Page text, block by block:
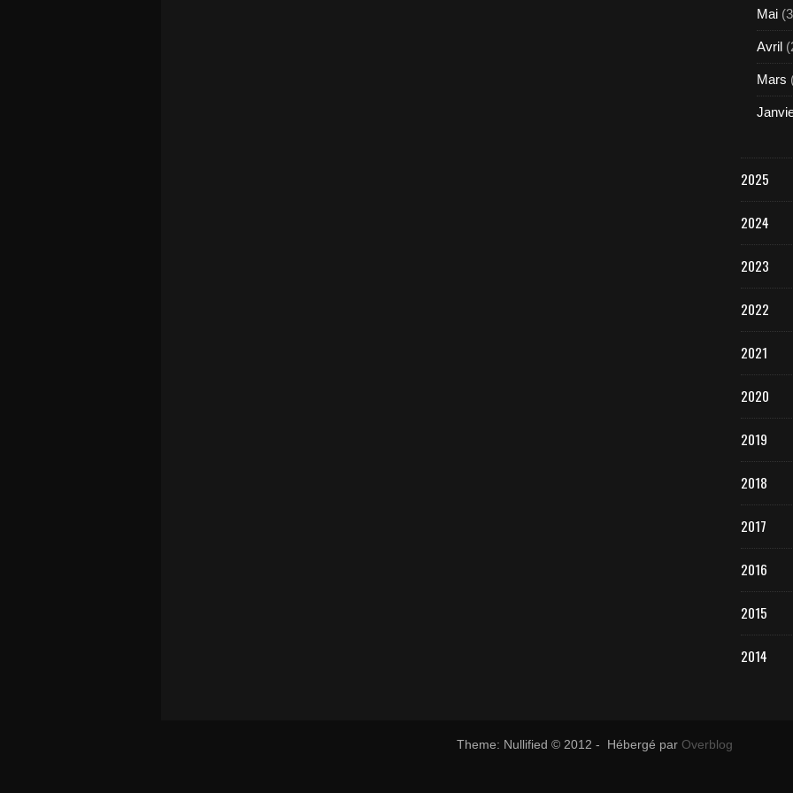
Mai
Avril
Mars
2025
2024
2023
2022
2021
2020
2019
2018
2017
2016
2015
2014
Theme: Nullified © 2012 - Hébergé par Overblog